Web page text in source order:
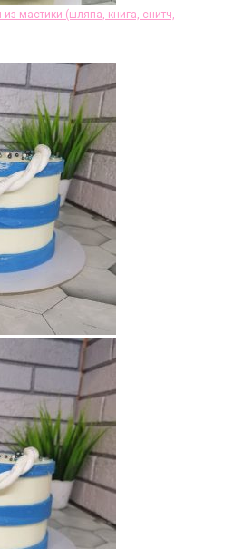
из мастики (шляпа, книга, снитч,